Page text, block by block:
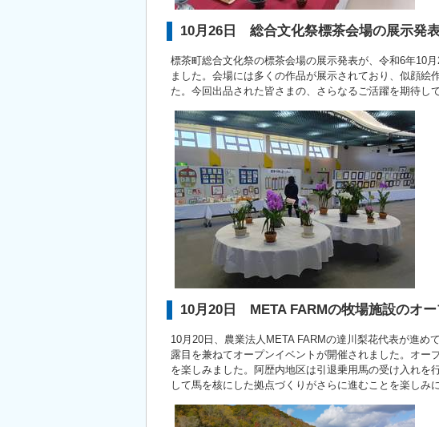
10月26日 総合文化祭標茶会場の展示発
標茶町総合文化祭の標茶会場の展示発表が、令和6年10
ました。会場には多くの作品が展示されており、似顔
た。今回出品された皆さまの、さらなるご活躍を期待し
10月20日 META FARMの牧場施設のオ
10月20日、農業法人META FARMの達川梨花代表が進
露目を兼ねてオープンイベントが開催されました。オ
を楽しみました。阿歴内地区は引退乗用馬の受け入れ
して馬を核にした拠点づくりがさらに進むことを楽しみ